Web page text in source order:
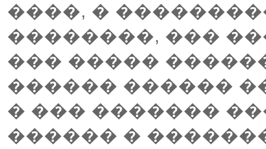
����, �
��������, ���
��� �����
������ ������
� ��� �������
������ �